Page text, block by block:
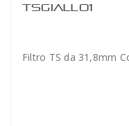
TSGIALLO1
Filtro TS da 31,8mm